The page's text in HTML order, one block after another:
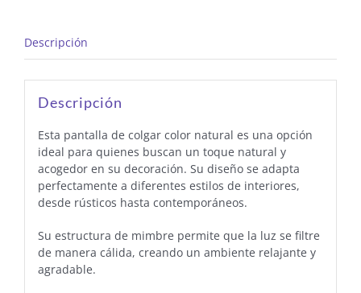
Descripción
Descripción
Esta pantalla de colgar color natural es una opción
ideal para quienes buscan un toque natural y
acogedor en su decoración. Su diseño se adapta
perfectamente a diferentes estilos de interiores,
desde rústicos hasta contemporáneos.
Su estructura de mimbre permite que la luz se filtre
de manera cálida, creando un ambiente relajante y
agradable.